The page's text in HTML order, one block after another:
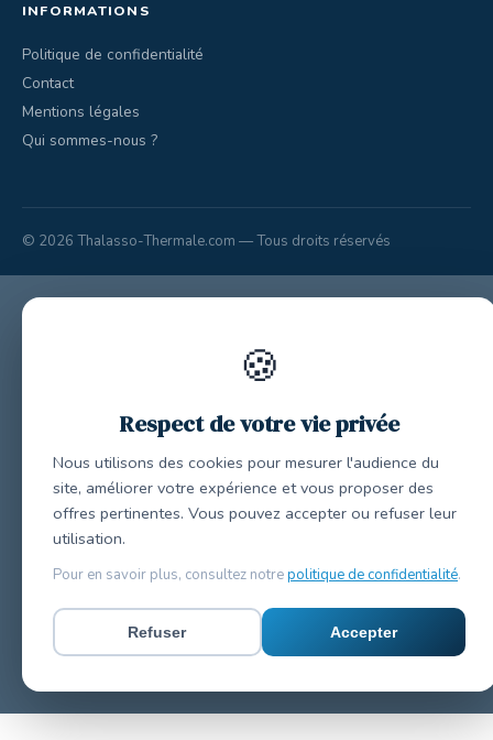
INFORMATIONS
Politique de confidentialité
Contact
Mentions légales
Qui sommes-nous ?
© 2026 Thalasso-Thermale.com — Tous droits réservés
🍪
Respect de votre vie privée
Nous utilisons des cookies pour mesurer l'audience du
site, améliorer votre expérience et vous proposer des
offres pertinentes. Vous pouvez accepter ou refuser leur
utilisation.
Pour en savoir plus, consultez notrepolitique de confidentialité.
Refuser Accepter